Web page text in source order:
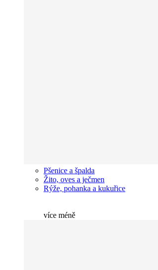
Pšenice a špalda
Žito, oves a ječmen
Rýže, pohanka a kukuřice
více méně